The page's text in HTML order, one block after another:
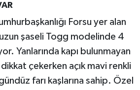
Forsu yer alan
şaseli Togg modelinde 4
Yanlarında kapı bulunmayan
çekerken açık mavi renkli
farı kaşlarına sahip. Özel